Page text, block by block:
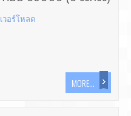
วอร์โหลด
MORE...